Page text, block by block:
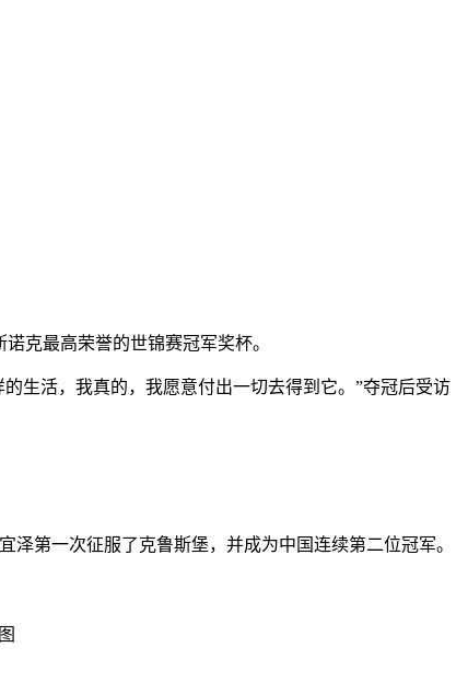
克最高荣誉的世锦赛冠军奖杯。
生活，我真的，我愿意付出一切去得到它。”夺冠后受访
第一次征服了克鲁斯堡，并成为中国连续第二位冠军。